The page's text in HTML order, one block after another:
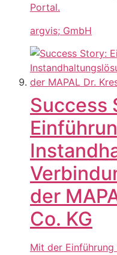
Portal.
argvis; GmbH
Success
der
Co. KG
Mit der